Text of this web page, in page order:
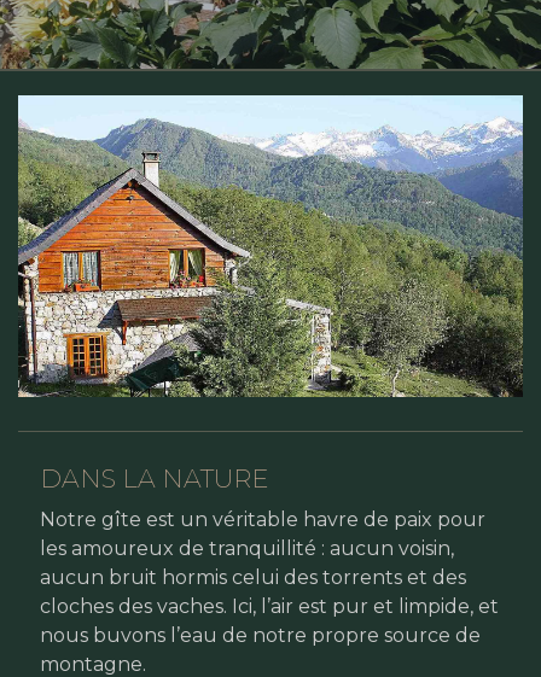
DANS LA NATURE
Notre gîte est un véritable havre de paix pour
les amoureux de tranquillité : aucun voisin,
aucun bruit hormis celui des torrents et des
cloches des vaches. Ici, l’air est pur et limpide, et
nous buvons l’eau de notre propre source de
montagne.